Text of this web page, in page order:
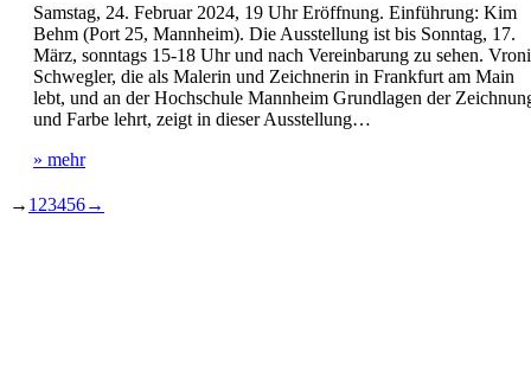
Samstag, 24. Februar 2024, 19 Uhr Eröffnung. Einführung: Kim
Behm (Port 25, Mannheim). Die Ausstellung ist bis Sonntag, 17.
März, sonntags 15-18 Uhr und nach Vereinbarung zu sehen. Vroni
Schwegler, die als Malerin und Zeichnerin in Frankfurt am Main
lebt, und an der Hochschule Mannheim Grundlagen der
und Farbe lehrt, zeigt in dieser Ausstellung…
» mehr
→ 1 23456→